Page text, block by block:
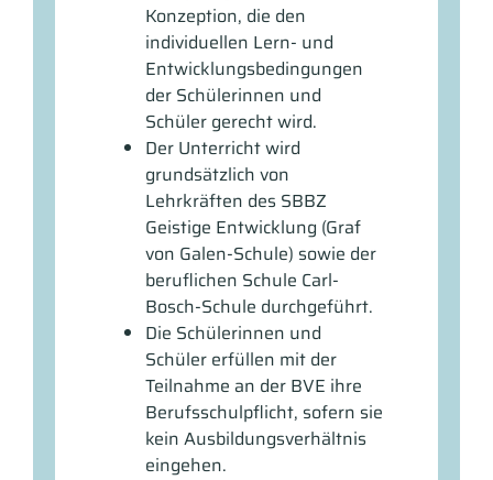
Konzeption, die den
individuellen Lern- und
Entwicklungsbedingungen
der Schülerinnen und
Schüler gerecht wird.
Der Unterricht wird
grundsätzlich von
Lehrkräften des SBBZ
Geistige Entwicklung (Graf
von Galen-Schule) sowie der
beruflichen Schule Carl-
Bosch-Schule durchgeführt.
Die Schülerinnen und
Schüler erfüllen mit der
Teilnahme an der BVE ihre
Berufsschulpflicht, sofern sie
kein Ausbildungsverhältnis
eingehen.